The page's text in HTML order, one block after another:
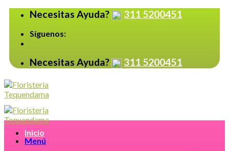
content
Necesitas Ayuda? 311 5200451
Síguenos:
Necesitas Ayuda? 311 5200451
Menú
Inicio